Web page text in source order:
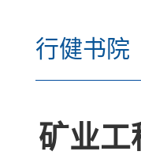
行健书院
矿业工